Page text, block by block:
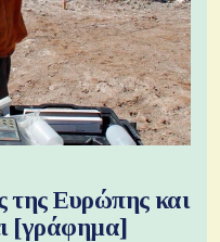
της Ευρώπης και
[γράφημα]